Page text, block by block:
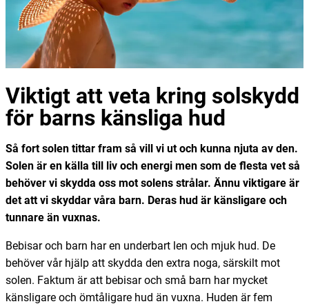
Viktigt att veta kring solskydd
för barns känsliga hud
Så fort solen tittar fram så vill vi ut och kunna njuta av den.
Solen är en källa till liv och energi men som de flesta vet så
behöver vi skydda oss mot solens strålar. Ännu viktigare är
det att vi skyddar våra barn. Deras hud är känsligare och
tunnare än vuxnas.
Bebisar och barn har en underbart len och mjuk hud. De
behöver vår hjälp att skydda den extra noga, särskilt mot
solen. Faktum är att bebisar och små barn har mycket
känsligare och ömtåligare hud än vuxna. Huden är fem